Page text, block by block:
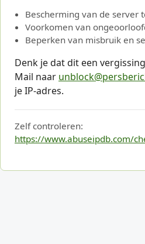
Bescherming van de server
Voorkomen van
Beperken van misbruik en
Denk je dat dit een
Mail naar
je IP-adres.
Zelf controleren:
https://www.abuseipdb.com/